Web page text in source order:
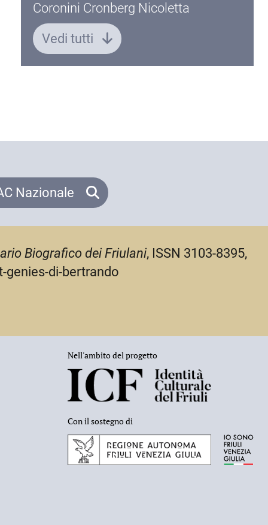
Coronini Cronberg Nicoletta
Vedi tutti
Nazionale
Biografico dei Friulani, ISSN 3103-8395,
di-bertrando
Nell'ambito del progetto
Con il sostegno di